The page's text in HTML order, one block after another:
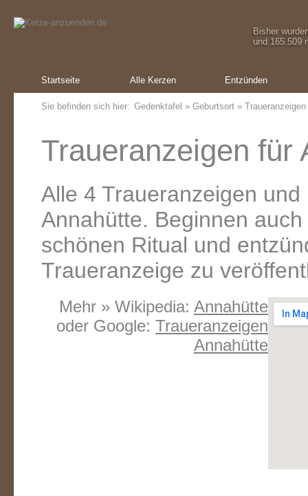
Bisher
und 165.509
Startseite Alle Kerzen Entzünden
Sie befinden sich hier: Gedenktafel » Geburtsort »
Traueranzeigen für
Alle 4 Traueranzeigen
Annahütte. Beginnen
schönen Ritual und
Traueranzeige zu
Mehr » Wikipedia: Annahütte
oder Google: Traueranzeigen
Annahütte